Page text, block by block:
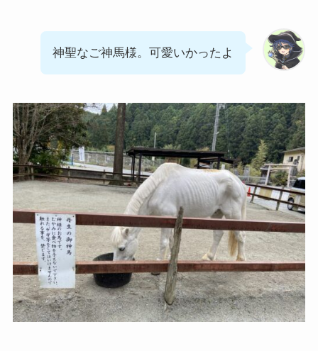
神聖なご神馬様。可愛いかったよ